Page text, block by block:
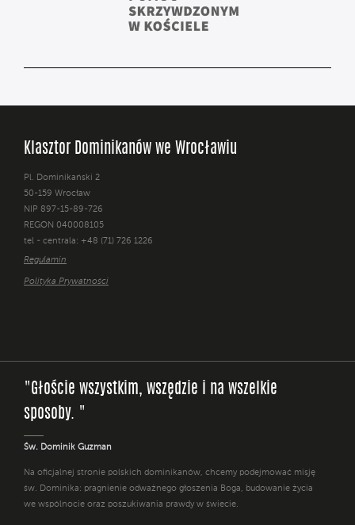
Klasztor Dominikanów we Wrocławiu
Pl. Dominikański 2
50-159 Wrocław
NIP 897-15-89-726
REGON 040008105
tel - centrala: +48 (71) 726 1226
Regulamin
Polityka Prywatności
"Głoście wszystkim, wszędzie i na wszelkie
sposoby. "
Św. Dominik Guzman
Na oficjalnej stronie polskich dominikanów, chcemy podejmować misję
św. Dominika: pragnienie odważnego głoszenia Boga, budowanie życia
we wspólnocie oraz poszukiwania prawdy w świecie.